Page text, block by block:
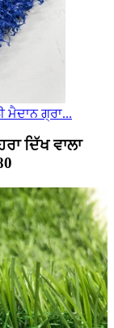
ਮੈਦਾਨ ਗ੍ਰਾ...
ਦਿੱਖ ਵਾਲਾ